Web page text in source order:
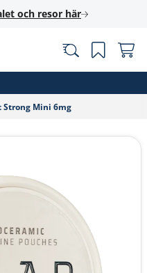
och resor här
Strong Mini 6mg‎